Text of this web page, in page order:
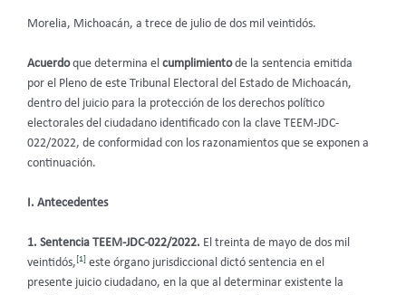
Morelia, Michoacán, a trece de julio de dos mil veintidós.
Acuerdoque determina el cumplimientode la sentencia emitida
por el Pleno de este Tribunal Electoral del Estado de Michoacán,
dentro del juicio para la protección de los derechos político
electorales del ciudadano identificado con la clave TEEM-JDC-
022/2022, de conformidad con los razonamientos que se exponen a
continuación.
I. Antecedentes
1. Sentencia TEEM-JDC-022/2022. El treinta de mayo de dos mil
veintidós,[1] este órgano jurisdiccional dictó sentencia en el
presente juicio ciudadano, en la que al determinar existente la